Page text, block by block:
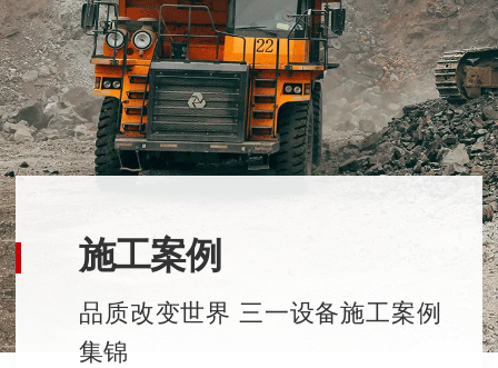
施工案例
品质改变世界 三一设备施工案例
集锦